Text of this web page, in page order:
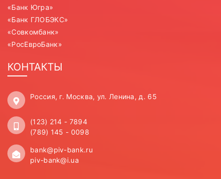
«Банк Югра»
«Банк ГЛОБЭКС»
«Совкомбанк»
«РосЕвроБанк»
КОНТАКТЫ
Россия, г. Москва, ул. Ленина, д. 65
(123) 214 - 7894
(789) 145 - 0098
bank@piv-bank.ru
piv-bank@i.ua